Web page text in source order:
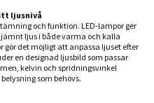
ljusnivå
och funktion. LED-lampor ger
ljus i både varma och kalla
det möjligt att anpassa ljuset efter
en designad ljusbild som passar
kelvin och spridningsvinkel
som behövs.